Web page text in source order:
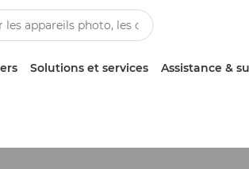
Solutions et services Assistance &